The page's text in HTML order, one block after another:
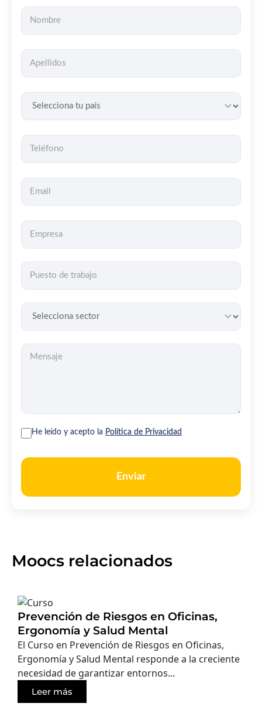
He leído y acepto la Política de Privacidad
Enviar
Moocs relacionados
Prevención de Riesgos en Oficinas,
Ergonomía y Salud Mental
El Curso en Prevención de Riesgos en Oficinas,
Ergonomía y Salud Mental responde a la creciente
necesidad de garantizar entornos...
Leer más